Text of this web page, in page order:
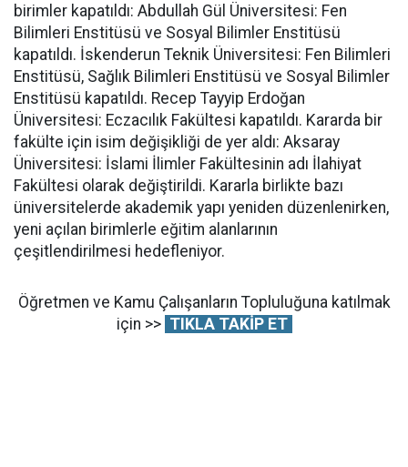
birimler kapatıldı: Abdullah Gül Üniversitesi: Fen
Bilimleri Enstitüsü ve Sosyal Bilimler Enstitüsü
kapatıldı. İskenderun Teknik Üniversitesi: Fen Bilimleri
Enstitüsü, Sağlık Bilimleri Enstitüsü ve Sosyal Bilimler
Enstitüsü kapatıldı. Recep Tayyip Erdoğan
Üniversitesi: Eczacılık Fakültesi kapatıldı. Kararda bir
fakülte için isim değişikliği de yer aldı: Aksaray
Üniversitesi: İslami İlimler Fakültesinin adı İlahiyat
Fakültesi olarak değiştirildi. Kararla birlikte bazı
üniversitelerde akademik yapı yeniden düzenlenirken,
yeni açılan birimlerle eğitim alanlarının
çeşitlendirilmesi hedefleniyor.
Öğretmen ve Kamu Çalışanların Topluluğuna katılmak
için >> TIKLA TAKİP ET